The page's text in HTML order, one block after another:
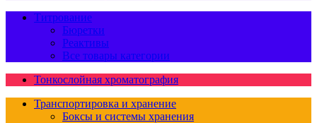
Титрование
Бюретки
Реактивы
Все товары категории
Тонкослойная хроматография
Транспортировка и хранение
Боксы и системы хранения